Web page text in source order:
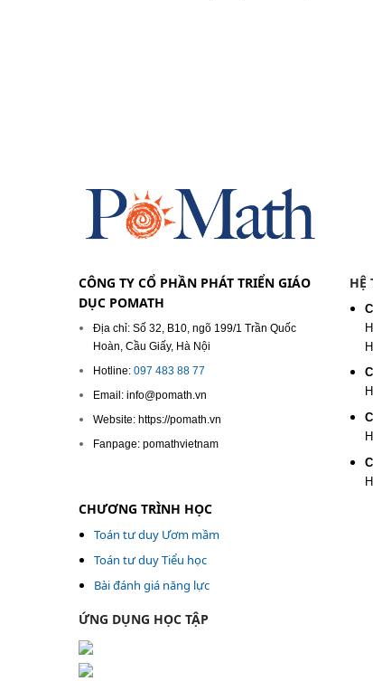
CÔNG TY CỔ PHẦN PHÁT TRIỂN GIÁO
DỤC POMATH
Địa chỉ: Số 32, B10, ngõ 199/1 Trần Quốc
Hoàn, Cầu Giấy, Hà Nội
Hotline: 097 483 88 77
Email: info@pomath.vn
Website: https://pomath.vn
Fanpage: pomathvietnam
CHƯƠNG TRÌNH HỌC
Toán tư duy Ươm mầm
Toán tư duy Tiểu học
Bài đánh giá năng lực
ỨNG DỤNG HỌC TẬP
HỆ